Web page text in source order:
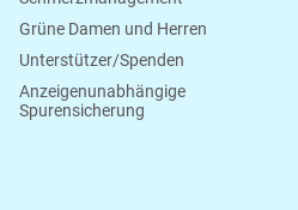
Grüne Damen und Herren
Unterstützer/Spenden
Anzeigenunabhängige
Spurensicherung